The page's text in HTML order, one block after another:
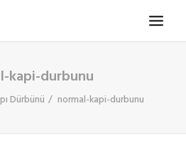
kapi-durbunu
Dürbünü normal-kapi-durbunu